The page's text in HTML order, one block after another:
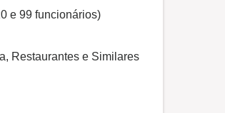
e 99 funcionários)
Restaurantes e Similares